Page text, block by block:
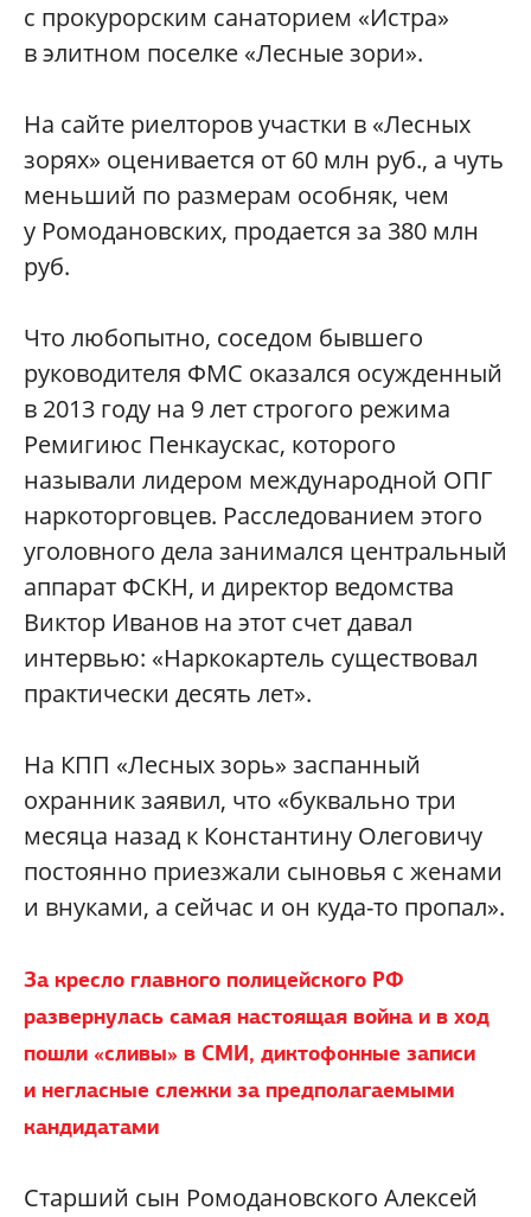
с прокурорским санаторием «Истра»
в элитном поселке «Лесные зори».
На сайте риелторов участки в «Лесных
зорях» оценивается от 60 млн руб., а чуть
меньший по размерам особняк, чем
у Ромодановских, продается за 380 млн
руб.
Что любопытно, соседом бывшего
руководителя ФМС оказался осужденный
в 2013 году на 9 лет строгого режима
Ремигиюс Пенкаускас, которого
называли лидером международной ОПГ
наркоторговцев. Расследованием этого
уголовного дела занимался центральный
аппарат ФСКН, и директор ведомства
Виктор Иванов на этот счет давал
интервью: «Наркокартель существовал
практически десять лет».
На КПП «Лесных зорь» заспанный
охранник заявил, что «буквально три
месяца назад к Константину Олеговичу
постоянно приезжали сыновья с женами
и внуками, а сейчас и он куда-то пропал».
За кресло главного полицейского РФ
развернулась самая настоящая война и в ход
пошли «сливы» в СМИ, диктофонные записи
и негласные слежки за предполагаемыми
кандидатами
Старший сын Ромодановского Алексей